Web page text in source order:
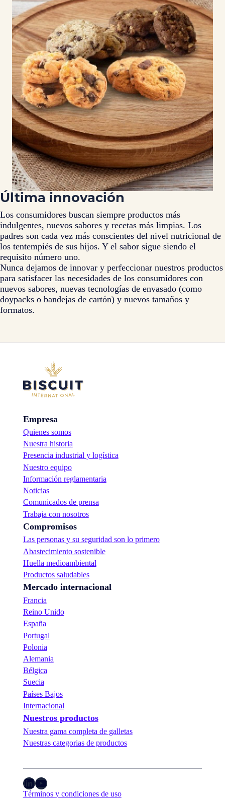
Última innovación
Los consumidores buscan siempre productos más
indulgentes, nuevos sabores y recetas más limpias. Los
padres son cada vez más conscientes del nivel nutricional de
los tentempiés de sus hijos. Y el sabor sigue siendo el
requisito número uno.
Nunca dejamos de innovar y perfeccionar nuestros productos
para satisfacer las necesidades de los consumidores con
nuevos sabores, nuevas tecnologías de envasado (como
doypacks o bandejas de cartón) y nuevos tamaños y
formatos.
Empresa
Quienes somos
Nuestra historia
Presencia industrial y logística
Nuestro equipo
Información reglamentaria
Noticias
Comunicados de prensa
Trabaja con nosotros
Compromisos
Las personas y su seguridad son lo primero
Abastecimiento sostenible
Huella medioambiental
Productos saludables
Mercado internacional
Francia
Reino Unido
España
Portugal
Polonia
Alemania
Bélgica
Suecia
Países Bajos
Internacional
Nuestros productos
Nuestra gama completa de galletas
Nuestras categorias de productos
LinkedIn YouTube
Términos y condiciones de uso